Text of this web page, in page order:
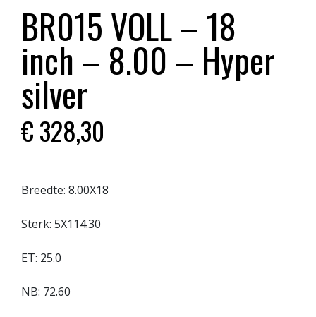
BR015 VOLL – 18
inch – 8.00 – Hyper
silver
€328,30
Breedte: 8.00X18
Sterk: 5X114.30
ET: 25.0
NB: 72.60